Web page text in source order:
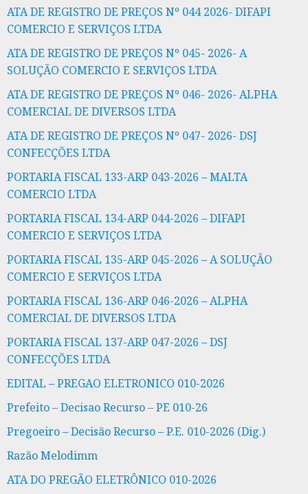
ATA DE REGISTRO DE PREÇOS Nº 044 2026- DIFAPI
COMERCIO E SERVIÇOS LTDA
ATA DE REGISTRO DE PREÇOS Nº 045- 2026- A
SOLUÇÃO COMERCIO E SERVIÇOS LTDA
ATA DE REGISTRO DE PREÇOS Nº 046- 2026- ALPHA
COMERCIAL DE DIVERSOS LTDA
ATA DE REGISTRO DE PREÇOS Nº 047- 2026- DSJ
CONFECÇÕES LTDA
PORTARIA FISCAL 133-ARP 043-2026 – MALTA
COMERCIO LTDA
PORTARIA FISCAL 134-ARP 044-2026 – DIFAPI
COMERCIO E SERVIÇOS LTDA
PORTARIA FISCAL 135-ARP 045-2026 – A SOLUÇÃO
COMERCIO E SERVIÇOS LTDA
PORTARIA FISCAL 136-ARP 046-2026 – ALPHA
COMERCIAL DE DIVERSOS LTDA
PORTARIA FISCAL 137-ARP 047-2026 – DSJ
CONFECÇÕES LTDA
EDITAL – PREGAO ELETRONICO 010-2026
Prefeito – Decisao Recurso – PE 010-26
Pregoeiro – Decisão Recurso – P.E. 010-2026 (Dig.)
Razão Melodimm
ATA DO PREGÃO ELETRÔNICO 010-2026